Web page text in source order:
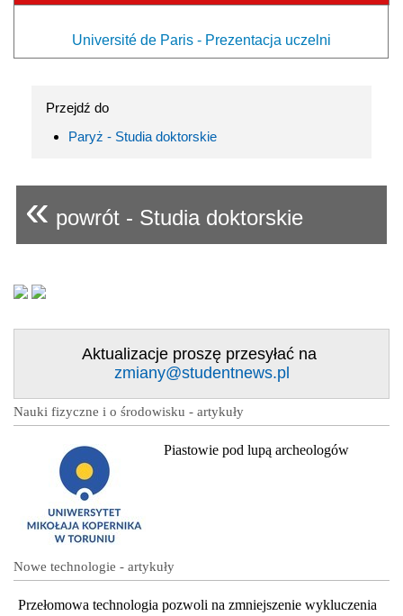
Université de Paris - Prezentacja uczelni
Przejdź do
Paryż - Studia doktorskie
« powrót - Studia doktorskie
Aktualizacje proszę przesyłać na
zmiany@studentnews.pl
Nauki fizyczne i o środowisku - artykuły
Piastowie pod lupą archeologów
Nowe technologie - artykuły
Przełomowa technologia pozwoli na zmniejszenie wykluczenia